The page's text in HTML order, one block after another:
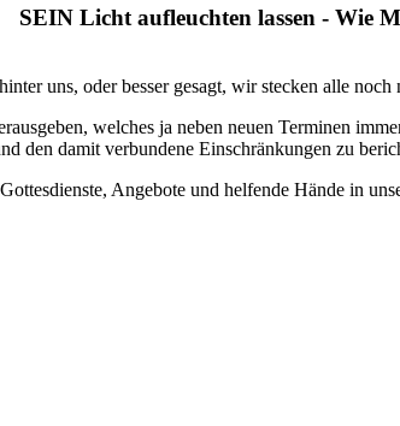
SEIN Licht aufleuchten lassen - Wie
uns, oder besser gesagt, wir stecken alle noch
welches ja neben neuen Terminen
den damit verbundene Einschränkungen zu
Angebote und helfende Hände in